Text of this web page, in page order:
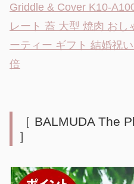
Griddle & Cover K10-
レート 蓋 大型 焼肉 お
ーティー ギフト 結婚祝
倍
［ BALMUDA The
］